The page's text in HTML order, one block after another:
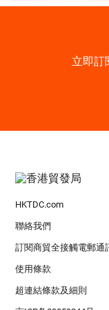
立即訂
HKTDC.com
聯絡我們
訂閱商貿全接觸電郵通
使用條款
超連結條款及細則